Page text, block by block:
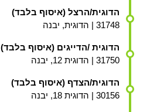
הדוגית/הרצל (איסוף בלבד)
31748 | הדוגית, יבנה
הדוגית /הדייגים (איסוף בלבד)
31750 | הדוגית 12, יבנה
הדוגית/הצדף (איסוף בלבד)
30156 | הדוגית 18, יבנה